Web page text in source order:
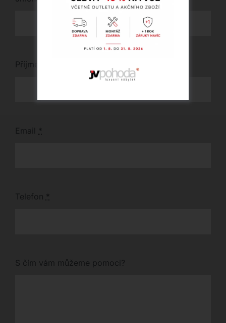
Příjmení
Email *
Telefon *
S čím vám můžeme pomoci?